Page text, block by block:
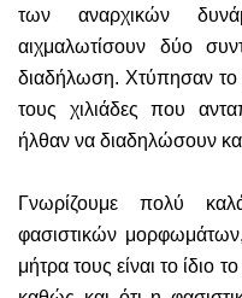
των αναρχικών
αιχμαλωτίσουν δύο
διαδήλωση. Χτύπησαν
τους χιλιάδες που
ήλθαν να διαδηλώσουν
Γνωρίζουμε πολύ
φασιστικών
μήτρα τους είναι το ίδιο